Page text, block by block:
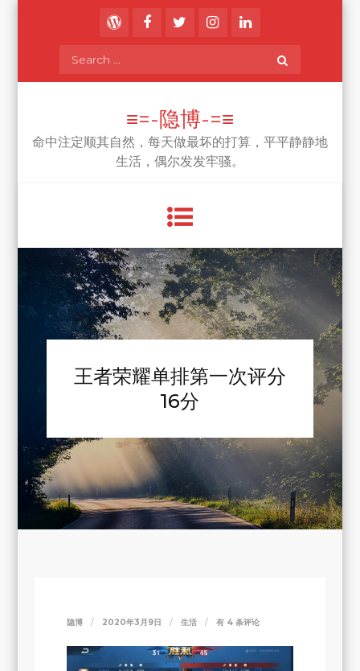
Search
≡=-隐博-=≡
命中注定顺其自然，每天做最坏的打算，平平静静地
生活，偶尔发发牢骚。
王者荣耀单排第一次评分
16分
隐博 2020年3月9日 生活 王
荣
有 4 条评论